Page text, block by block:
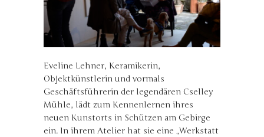
Eveline Lehner, Keramikerin,
Objektkünstlerin und vormals
Geschäftsführerin der legendären Cselley
Mühle, lädt zum Kennenlernen ihres
neuen Kunstorts in Schützen am Gebirge
ein. In ihrem Atelier hat sie eine „Werkstatt